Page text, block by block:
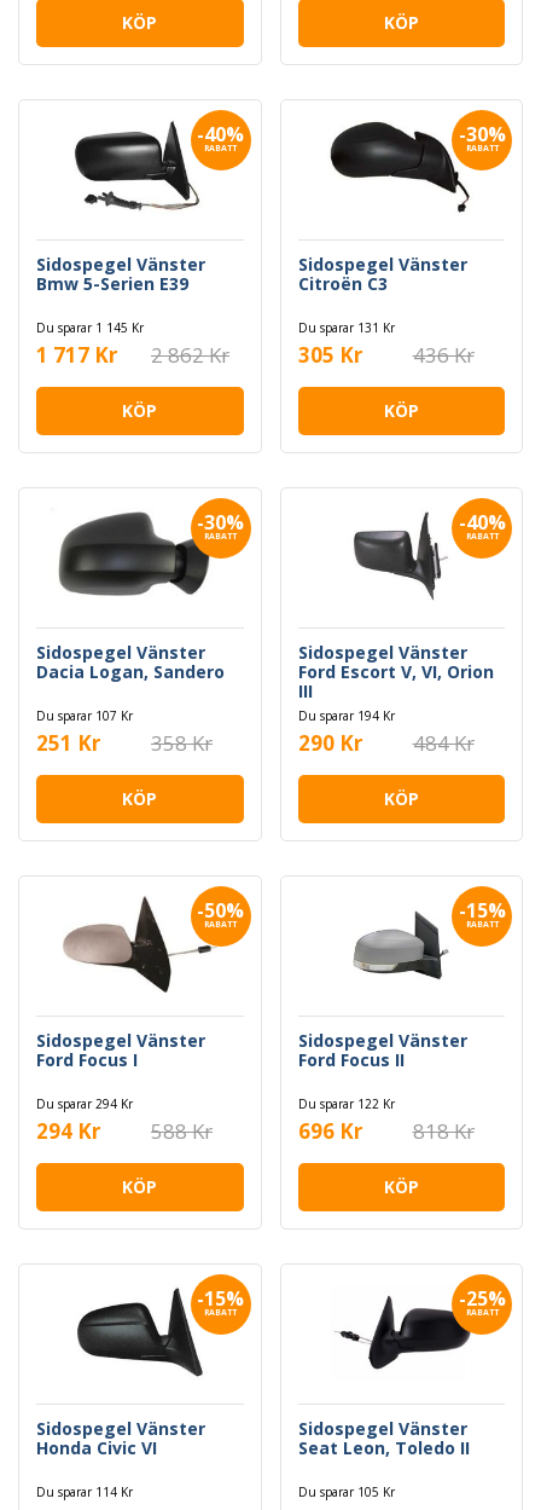
KÖP KÖP
-40%
RABATT
Sidospegel Vänster
Bmw 5-Serien E39
Du sparar 1 145 Kr
1 717 Kr 2 862 Kr
KÖP
-30%
RABATT
Sidospegel Vänster
Citroën C3
Du sparar 131 Kr
305 Kr 436 Kr
KÖP
-30%
RABATT
Sidospegel Vänster
Dacia Logan, Sandero
Du sparar 107 Kr
251 Kr 358 Kr
KÖP
-40%
RABATT
Sidospegel Vänster
Ford Escort V, VI, Orion
III
Du sparar 194 Kr
290 Kr 484 Kr
KÖP
-50%
RABATT
Sidospegel Vänster
Ford Focus I
Du sparar 294 Kr
294 Kr 588 Kr
KÖP
-15%
RABATT
Sidospegel Vänster
Ford Focus II
Du sparar 122 Kr
696 Kr 818 Kr
KÖP
-15%
RABATT
Sidospegel Vänster
Honda Civic VI
Du sparar 114 Kr
-25%
RABATT
Sidospegel Vänster
Seat Leon, Toledo II
Du sparar 105 Kr